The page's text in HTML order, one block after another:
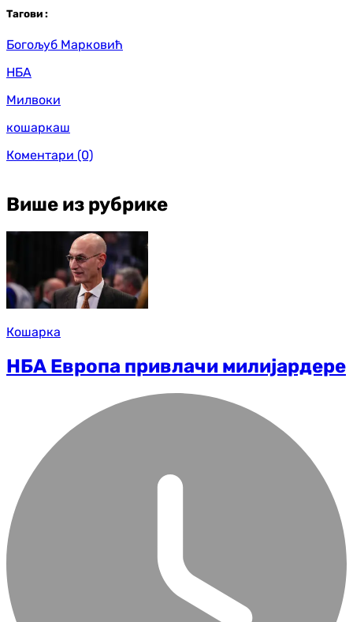
Тагови :
Богољуб Марковић
НБА
Милвоки
кошаркаш
Коментари (0)
Више из рубрике
Кошарка
НБА Европа привлачи милијардере